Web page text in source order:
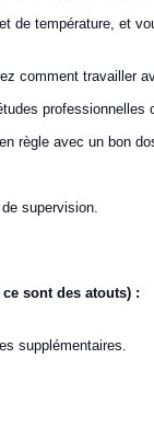
de température, et
comment travailler
professionnelles
règle avec un bon
supervision.
sont des atouts) :
supplémentaires.